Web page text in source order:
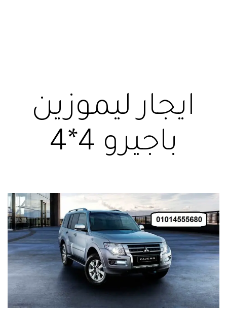
ايجار ليموزين
باجيرو 4*4